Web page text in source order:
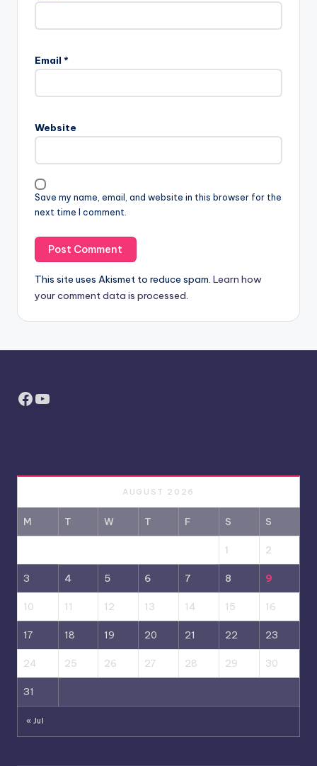
Email *
Website
Save my name, email, and website in this browser for the
next time I comment.
This site uses Akismet to reduce spam. Learn how
your comment data is processed.
Facebook
YouTube
AUGUST 2026
M T W T F S S
1 2
3 4 5 6 7 8 9
10 11 12 13 14 15 16
17 18 19 20 21 22 23
24 25 26 27 28 29 30
31
« Jul